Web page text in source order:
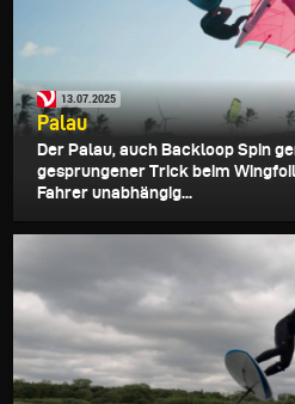
13.07.2025
Palau
Der Palau, auch Backloop Spin
gesprungener Trick beim
Fahrer unabhängig...